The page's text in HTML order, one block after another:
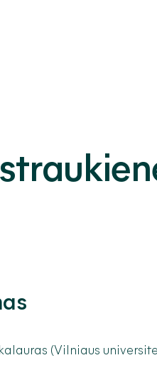
(Vilniaus